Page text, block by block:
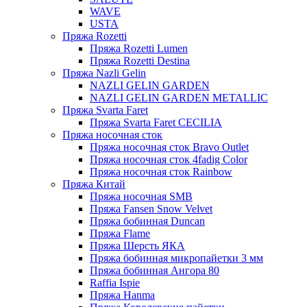
WAVE
USTA
Пряжа Rozetti
Пряжа Rozetti Lumen
Пряжа Rozetti Destina
Пряжа Nazli Gelin
NAZLI GELIN GARDEN
NAZLI GELIN GARDEN METALLIC
Пряжа Svarta Faret
Пряжа Svarta Faret CECILIA
Пряжа носочная сток
Пряжа носочная сток Bravo Outlet
Пряжа носочная сток 4fadig Color
Пряжа носочная сток Rainbow
Пряжа Китай
Пряжа носочная SMB
Пряжа Fansen Snow Velvet
Пряжа бобинная Duncan
Пряжа Flame
Пряжа Шерсть ЯКА
Пряжа бобинная микропайетки 3 мм
Пряжа бобинная Ангора 80
Raffia Ispie
Пряжа Hanma